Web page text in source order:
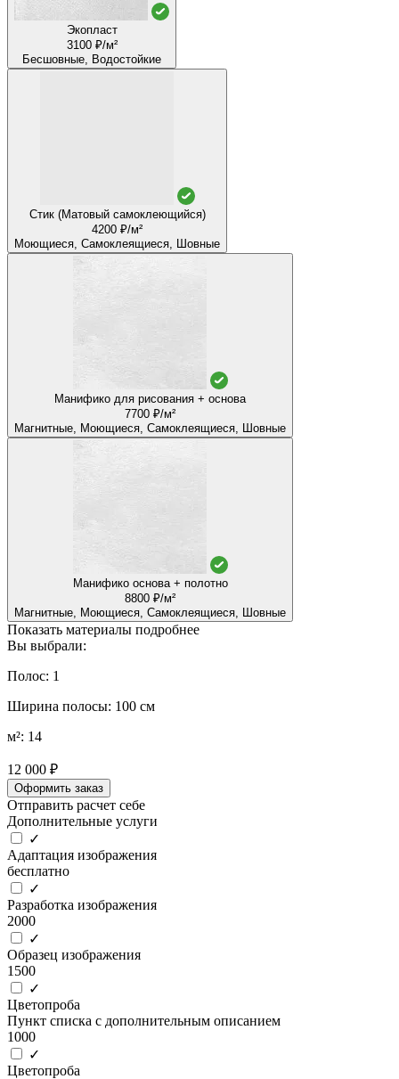
Экопласт
3100 ₽/м²
Бесшовные, Водостойкие
Стик (Матовый самоклеющийся)
4200 ₽/м²
Моющиеся, Самоклеящиеся, Шовные
Манифико для рисования + основа
7700 ₽/м²
Магнитные, Моющиеся, Самоклеящиеся, Шовные
Манифико основа + полотно
8800 ₽/м²
Магнитные, Моющиеся, Самоклеящиеся, Шовные
Показать материалы подробнее
Вы выбрали:
Полос: 1
Ширина полосы: 100 см
м²: 14
12 000 ₽
Оформить заказ
Отправить расчет себе
Дополнительные услуги
✓
Адаптация изображения
бесплатно
✓
Разработка изображения
2000
✓
Образец изображения
1500
✓
Цветопроба
Пункт списка с дополнительным описанием
1000
✓
Цветопроба